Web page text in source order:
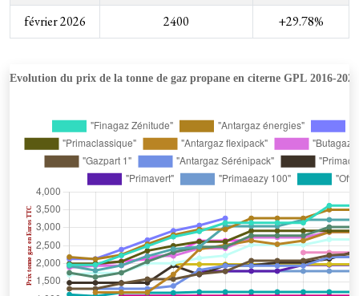
février 2026
2400 +29.78%